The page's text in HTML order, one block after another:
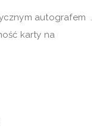
autografem .
karty na